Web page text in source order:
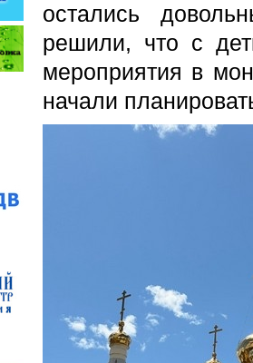
остались
решили, что с
мероприятия в
начали